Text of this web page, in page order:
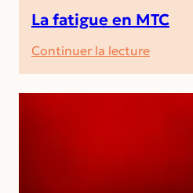
La fatigue en MTC
Continuer la lecture:
La
fatigue